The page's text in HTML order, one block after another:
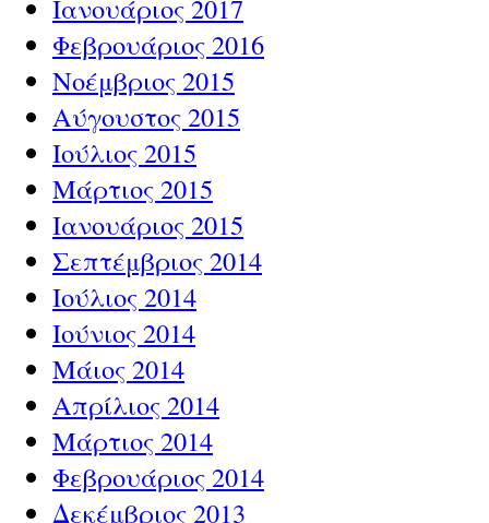
Ιανουάριος 2017
Φεβρουάριος 2016
Νοέμβριος 2015
Αύγουστος 2015
Ιούλιος 2015
Μάρτιος 2015
Ιανουάριος 2015
Σεπτέμβριος 2014
Ιούλιος 2014
Ιούνιος 2014
Μάιος 2014
Απρίλιος 2014
Μάρτιος 2014
Φεβρουάριος 2014
Δεκέμβριος 2013